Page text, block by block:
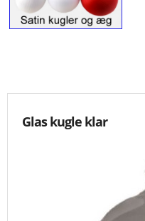
MØNSTRE OG BØGER
FORSIDE
KURV
Glas kugle klar